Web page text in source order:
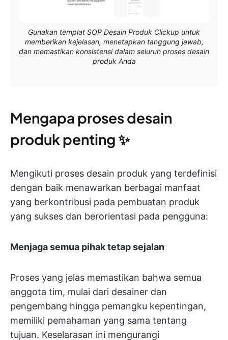
Gunakan templat SOP Desain Produk Clickup untuk
memberikan kejelasan, menetapkan tanggung jawab,
dan memastikan konsistensi dalam seluruh proses desain
produk Anda
Mengapa proses desain
produk penting ✨
Mengikuti proses desain produk yang terdefinisi
dengan baik menawarkan berbagai manfaat
yang berkontribusi pada pembuatan produk
yang sukses dan berorientasi pada pengguna:
Menjaga semua pihak tetap sejalan
Proses yang jelas memastikan bahwa semua
anggota tim, mulai dari desainer dan
pengembang hingga pemangku kepentingan,
memiliki pemahaman yang sama tentang
tujuan. Keselarasan ini mengurangi